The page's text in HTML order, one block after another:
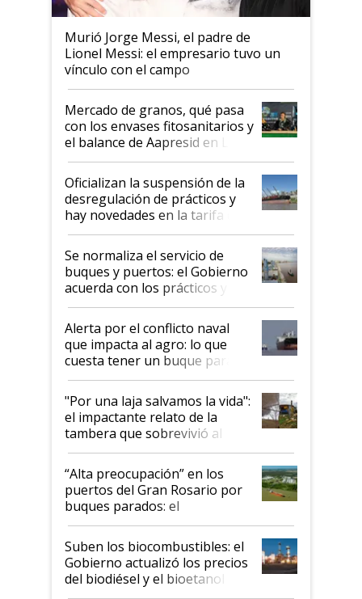
Murió Jorge Messi, el padre de
Lionel Messi: el empresario tuvo un
vínculo con el campo
Mercado de granos, qué pasa
con los envases fitosanitarios y
el balance de Aapresid en La
Posta
Oficializan la suspensión de la
desregulación de prácticos y
hay novedades en la tarifa de
la hidrovía
Se normaliza el servicio de
buques y puertos: el Gobierno
acuerda con los prácticos y
suspende el decreto de
desregulación
Alerta por el conflicto naval
que impacta al agro: lo que
cuesta tener un buque parado
y el peligro de que Argentina
pase a ser "país sucio"
"Por una laja salvamos la vida":
el impactante relato de la
tambera que sobrevivió al
tornado
“Alta preocupación” en los
puertos del Gran Rosario por
buques parados: el
funcionamiento de las
exportadoras en tensión tras
la medida de fuerza de los
prácticos
Suben los biocombustibles: el
Gobierno actualizó los precios
del biodiésel y el bioetanol